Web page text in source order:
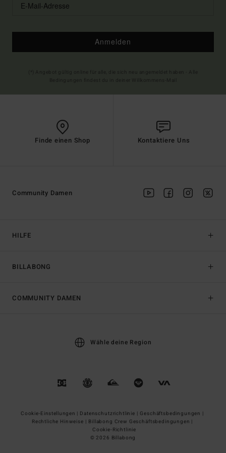
Anmelden
Finde einen Shop Kontaktiere Uns
HILFE
BILLABONG
Community Damen
COMMUNITY DAMEN
Wähle deine Region
Cookie-Einstellungen | Datenschutzrichtlinie | Geschäftsbedingungen |
Rechtliche Hinweise | Billabong Crew Geschäftsbedingungen |
Cookie-Richtlinie
© 2026 Billabong